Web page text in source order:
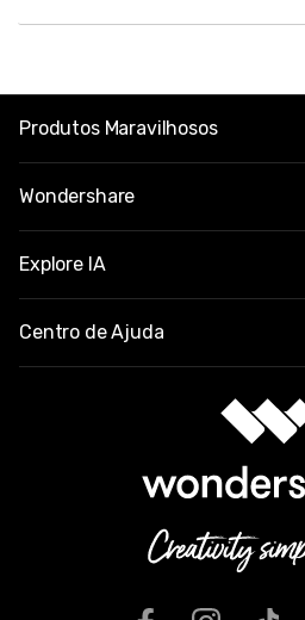
Produtos Maravilhosos
Wondershare
Explore IA
Centro de Ajuda